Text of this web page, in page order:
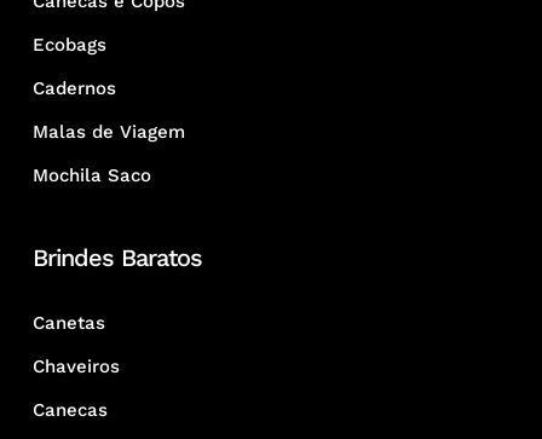
Ecobags
Cadernos
Malas de Viagem
Mochila Saco
Brindes Baratos
Canetas
Chaveiros
Canecas